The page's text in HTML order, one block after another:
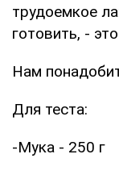
трудоемкое
готовить, -
Нам
Для теста:
-Мука - 250 г